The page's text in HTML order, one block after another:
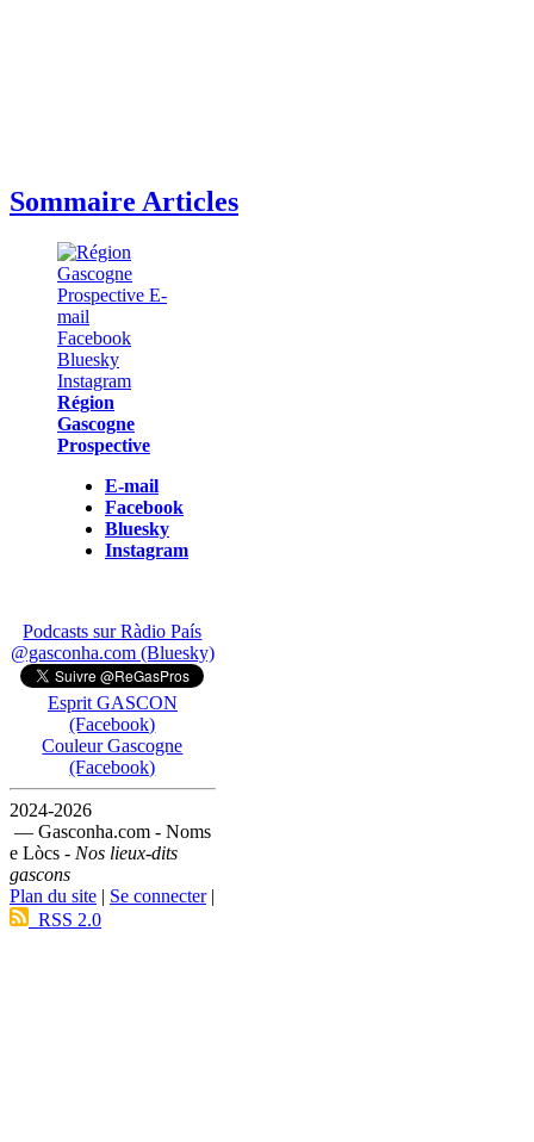
Sommaire Articles
Région
Gascogne
Prospective
E-mail
Facebook
Bluesky
Instagram
Podcasts sur Ràdio País
@gasconha.com (Bluesky)
Esprit GASCON
(Facebook)
Couleur Gascogne
(Facebook)
2024-2026
— Gasconha.com - Noms
e Lòcs - Nos lieux-dits
gascons
Plan du site | Se connecter|
RSS 2.0